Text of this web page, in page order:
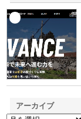
アーカイブ